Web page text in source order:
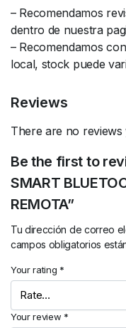
– Recomendamos
dentro de nuestra
– Recomendamos
local, stock puede
Reviews
There are no reviews
Be the first to
SMART
REMOTA”
Tu dirección de correo
campos obligatorios
Your rating *
Your review *